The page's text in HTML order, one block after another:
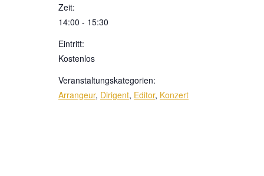
Zeit:
14:00 - 15:30
Eintritt:
Kostenlos
Veranstaltungskategorien:
Arrangeur, Dirigent, Editor, Konzert